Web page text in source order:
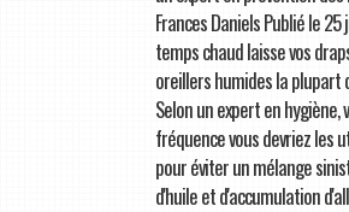
Frances Daniels Publié le
temps chaud laisse vos
oreillers humides la plupart
Selon un expert en hygiène,
fréquence vous devriez les
pour éviter un mélange
d'huile et d'accumulation